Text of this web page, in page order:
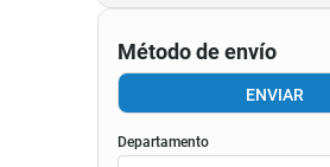
Método de envío
ENVIAR
Departamento